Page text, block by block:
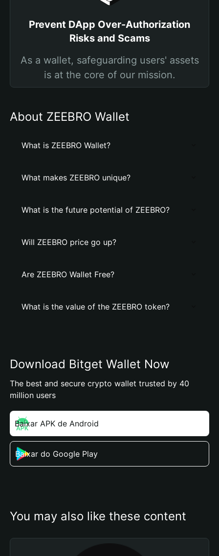
Prevent DApp Over-Authorization
Risks and Scams
As a wallet, safeguarding users' assets
is at the core of our mission.
About ZEEBRO Wallet
What is ZEEBRO Wallet?
What makes ZEEBRO unique?
What is the future potential of ZEEBRO?
Will ZEEBRO price go up?
Are ZEEBRO Wallet Free?
What is the value of the ZEEBRO token?
Download Bitget Wallet Now
The best and secure crypto wallet trusted by 40
million users
Baixar APK de Android
Baixar do Google Play
You may also like these content